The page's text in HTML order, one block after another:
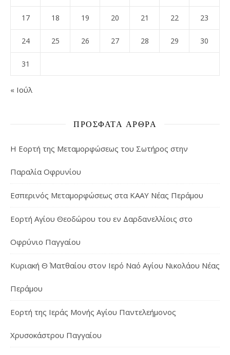
17 18 19 20 21 22 23
24 25 26 27 28 29 30
31
« Ιούλ
ΠΡΌΣΦΑΤΑ ΆΡΘΡΑ
Η Εορτή της Μεταμορφώσεως του Σωτήρος στην
Παραλία Οφρυνίου
Εσπερινός Μεταμορφώσεως στα ΚΑΑΥ Νέας Περάμου
Εορτή Αγίου Θεοδώρου του εν Δαρδανελλίοις στο
Οφρύνιο Παγγαίου
Κυριακή Θ΄ Ματθαίου στον Ιερό Ναό Αγίου Νικολάου Νέας
Περάμου
Εορτή της Ιεράς Μονής Αγίου Παντελεήμονος
Χρυσοκάστρου Παγγαίου